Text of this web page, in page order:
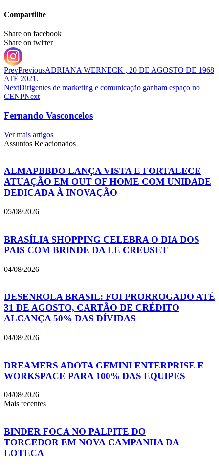
Compartilhe
Share on facebook
Share on twitter
PrevPreviousADRIANA WERNECK , 20 DE AGOSTO DE 1968
ATÉ 2021.
NextDirigentes de marketing e comunicação ganham espaço no
CENPNext
Fernando Vasconcelos
Ver mais artigos
Assuntos Relacionados
ALMAPBBDO LANÇA VISTA E FORTALECE
ATUAÇÃO EM OUT OF HOME COM UNIDADE
DEDICADA À INOVAÇÃO
05/08/2026
BRASÍLIA SHOPPING CELEBRA O DIA DOS
PAIS COM BRINDE DA LE CREUSET
04/08/2026
DESENROLA BRASIL: FOI PRORROGADO ATÉ
31 DE AGOSTO, CARTÃO DE CRÉDITO
ALCANÇA 50% DAS DÍVIDAS
04/08/2026
DREAMERS ADOTA GEMINI ENTERPRISE E
WORKSPACE PARA 100% DAS EQUIPES
04/08/2026
Mais recentes
BINDER FOCA NO PALPITE DO
TORCEDOR EM NOVA CAMPANHA DA
LOTECA